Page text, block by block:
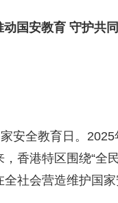
动国安教育 守护共
安全教育日。
香港特区围绕“全
社会营造维护国